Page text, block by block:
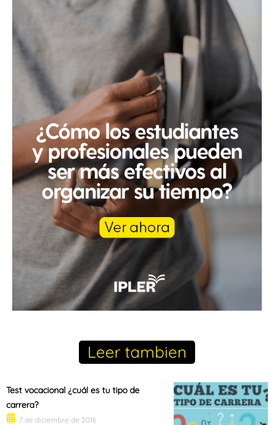
Leer tambien
Test vocacional ¿cuál es tu tipo de
carrera?
7 de diciembre de 2016